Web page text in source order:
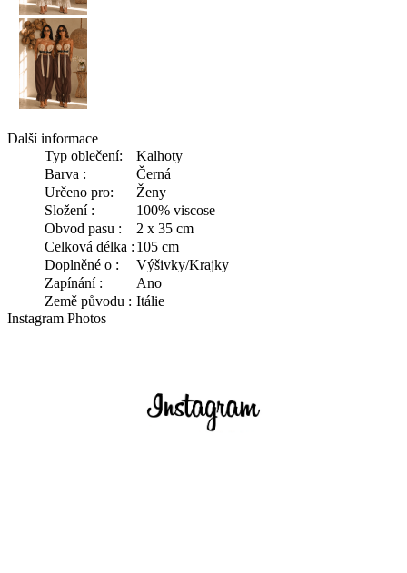
Další informace
Typ oblečení:
Kalhoty
Barva :
Černá
Určeno pro:
Ženy
Složení :
100% viscose
Obvod pasu :
2 x 35 cm
Celková délka : 105 cm
Doplněné o :
Výšivky/Krajky
Zapínání :
Ano
Země původu : Itálie
Instagram Photos